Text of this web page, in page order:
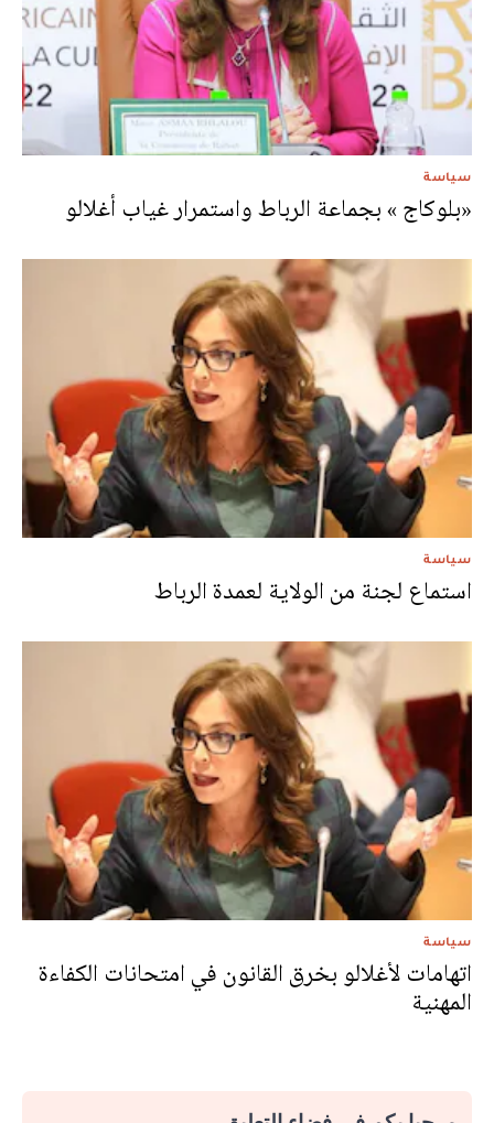
سياسة
«بلوكاج » بجماعة الرباط واستمرار غياب أغلالو
سياسة
استماع لجنة من الولاية لعمدة الرباط
سياسة
اتهامات لأغلالو بخرق القانون في امتحانات الكفاءة
المهنية